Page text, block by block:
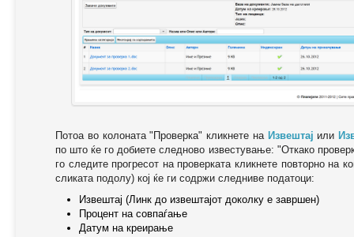
Потоа во колоната "Проверка" кликнете на Извештај или
по што ќе го добиете следново известување: "Oткако
го следите прогресот на проверката кликнете повторно на
сликата подолу) кој ќе ги содржи следниве податоци:
Извештај (Линк до извештајот доколку е завршен)
Процент на совпаѓање
Датум на креирање